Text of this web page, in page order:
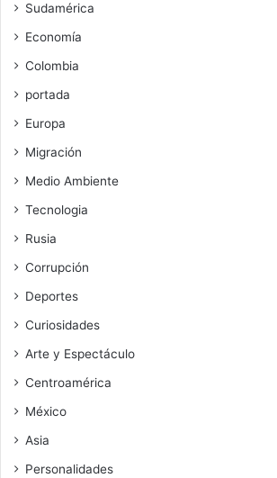
Sudamérica
Economía
Colombia
portada
Europa
Migración
Medio Ambiente
Tecnologia
Rusia
Corrupción
Deportes
Curiosidades
Arte y Espectáculo
Centroamérica
México
Asia
Personalidades